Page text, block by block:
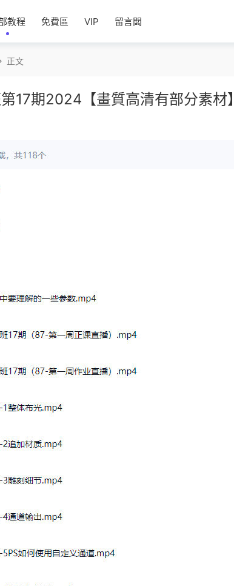
教程 免費區 VIP 留言闆
正文
17期2024【畫質高清有部分素材】